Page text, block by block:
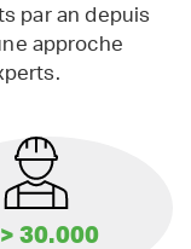
par an depuis
approche
> 30.000